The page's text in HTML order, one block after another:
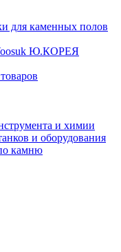
для каменных полов
Ю.КОРЕЯ
и химии
и оборудования
камню